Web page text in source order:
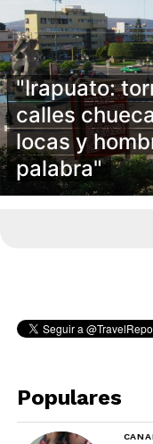
"Irapuato:
calles
locas y
palabra"
Populares